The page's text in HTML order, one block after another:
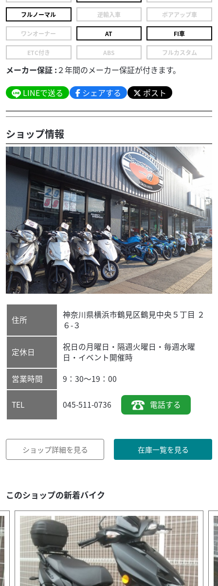
フルノーマル 逆輸入車 ボアアップ車
ワンオーナー AT FI車
ETC付き ABS フルカスタム
メーカー保証 : ２年間のメーカー保証が付きます。
LINEで送る
シェアする ポスト
ショップ情報
住所 神奈川県横浜市鶴見区鶴見中央５丁目 ２
６-３
定休日
祝日の月曜日・隔週火曜日・毎週水曜
日・イベント開催時
営業時間
9：30～19：00
TEL 045-511-0736 電話する
ショップ詳細を見る 在庫一覧を見る
このショップの新着バイク